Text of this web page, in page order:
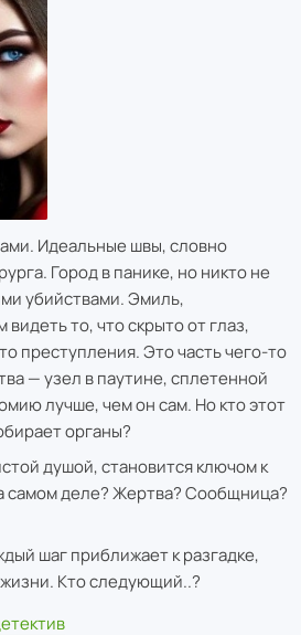
Идеальные швы, словно
Город в панике, но никто не
убийствами. Эмиль,
то, что скрыто от глаз,
преступления. Это часть чего-то
— узел в паутине, сплетенной
лучше, чем он сам. Но кто этот
органы?
душой, становится ключом к
самом деле? Жертва? Сообщница?
шаг приближает к разгадке,
Кто следующий..?